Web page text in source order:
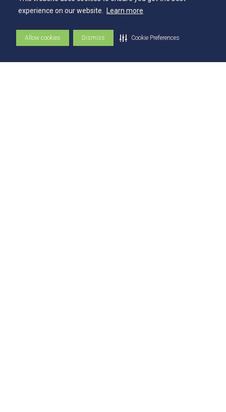
experience on our website. Learn more
Allow cookies Dismiss Cookie Preferences
Contatos
Ouvidoria